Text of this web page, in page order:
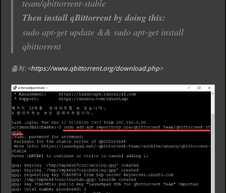
team/qbittorrent-stable
Then install qBittorrent by doing this:
sudo apt-get update && sudo apt-get install
qbittorrent
출처: <https://www.qbittorrent.org/download.php>